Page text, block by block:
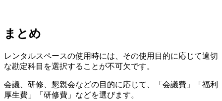
まとめ
レンタルスペースの使用時には、その使用目的に応じて適切
な勘定科目を選択することが不可欠です。
会議、研修、懇親会などの目的に応じて、「会議費」「福利
厚生費」「研修費」などを選びます。